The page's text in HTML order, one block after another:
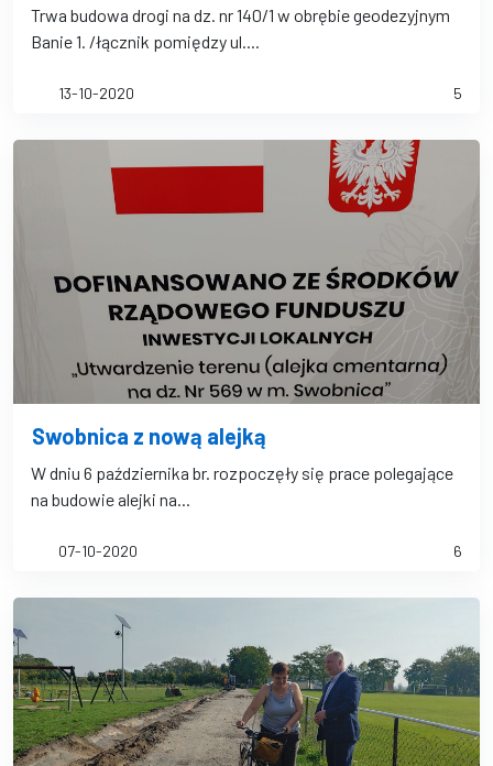
Trwa budowa drogi na dz. nr 140/1 w obrębie geodezyjnym
Banie 1. /łącznik pomiędzy ul....
13-10-2020 5
Swobnica z nową alejką
W dniu 6 października br. rozpoczęły się prace polegające
na budowie alejki na...
07-10-2020 6